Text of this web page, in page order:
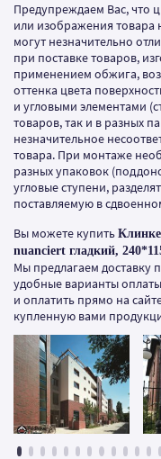
Предупреждаем Вас, что
или изображения товара
могут незначительно
при поставке товаров,
применением обжига,
оттенка цвета
и угловыми элементами
товаров, так и в разных
незначительное
товара. При монтаже
разных упаковок
угловые ступени,
поставляемую в
Вы можете купить
nuanciert гладкий,
Мы предлагаем доставку
удобные варианты
и оплатить прямо на
купленную вами